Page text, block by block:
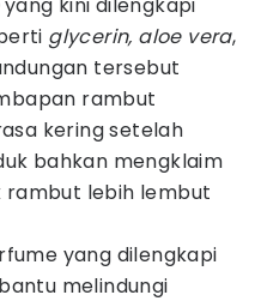
glycerin, aloe vera,
tersebut
rambut
kering setelah
bahkan mengklaim
lebih lembut
yang dilengkapi
melindungi